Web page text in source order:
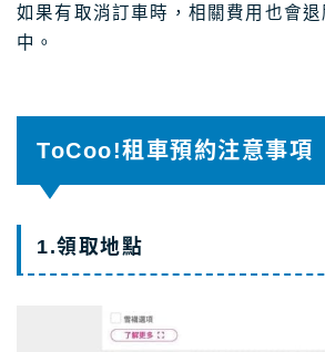
如果有取消訂車時，相關費用也會
中。
ToCoo!租車預約注意事項
1.領取地點